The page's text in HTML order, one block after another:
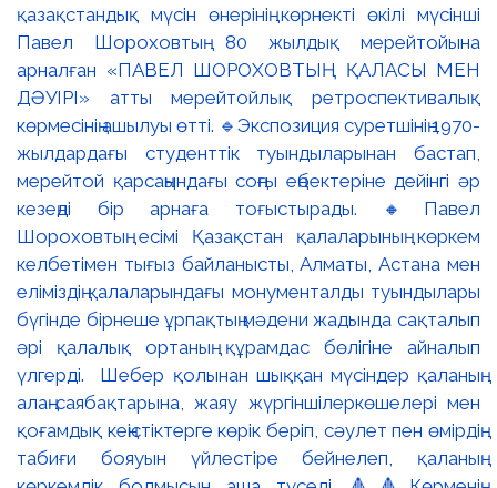
қазақстандық мүсін өнерінің көрнекті өкілі мүсінші
Павел Шороховтың 80 жылдық мерейтойына
арналған «ПАВЕЛ ШОРОХОВТЫҢ ҚАЛАСЫ МЕН
ДӘУІРІ» атты мерейтойлық ретроспективалық
көрмесінің ашылуы өтті. 🔹Экспозиция суретшінің 1970-
жылдардағы студенттік туындыларынан бастап,
мерейтой қарсаңындағы соңғы еңбектеріне дейінгі әр
кезеңді бір арнаға тоғыстырады. 🔸Павел
Шороховтың есімі Қазақстан қалаларының көркем
келбетімен тығыз байланысты, Алматы, Астана мен
еліміздің қалаларындағы монументалды туындылары
бүгінде бірнеше ұрпақтың мәдени жадында сақталып
әрі қалалық ортаның құрамдас бөлігіне айналып
үлгерді. Шебер қолынан шыққан мүсіндер қаланың
алаң-саябақтарына, жаяу жүргіншілеркөшелері мен
қоғамдық кеңістіктерге көрік беріп, сәулет пен өмірдің
табиғи бояуын үйлестіре бейнелеп, қаланың